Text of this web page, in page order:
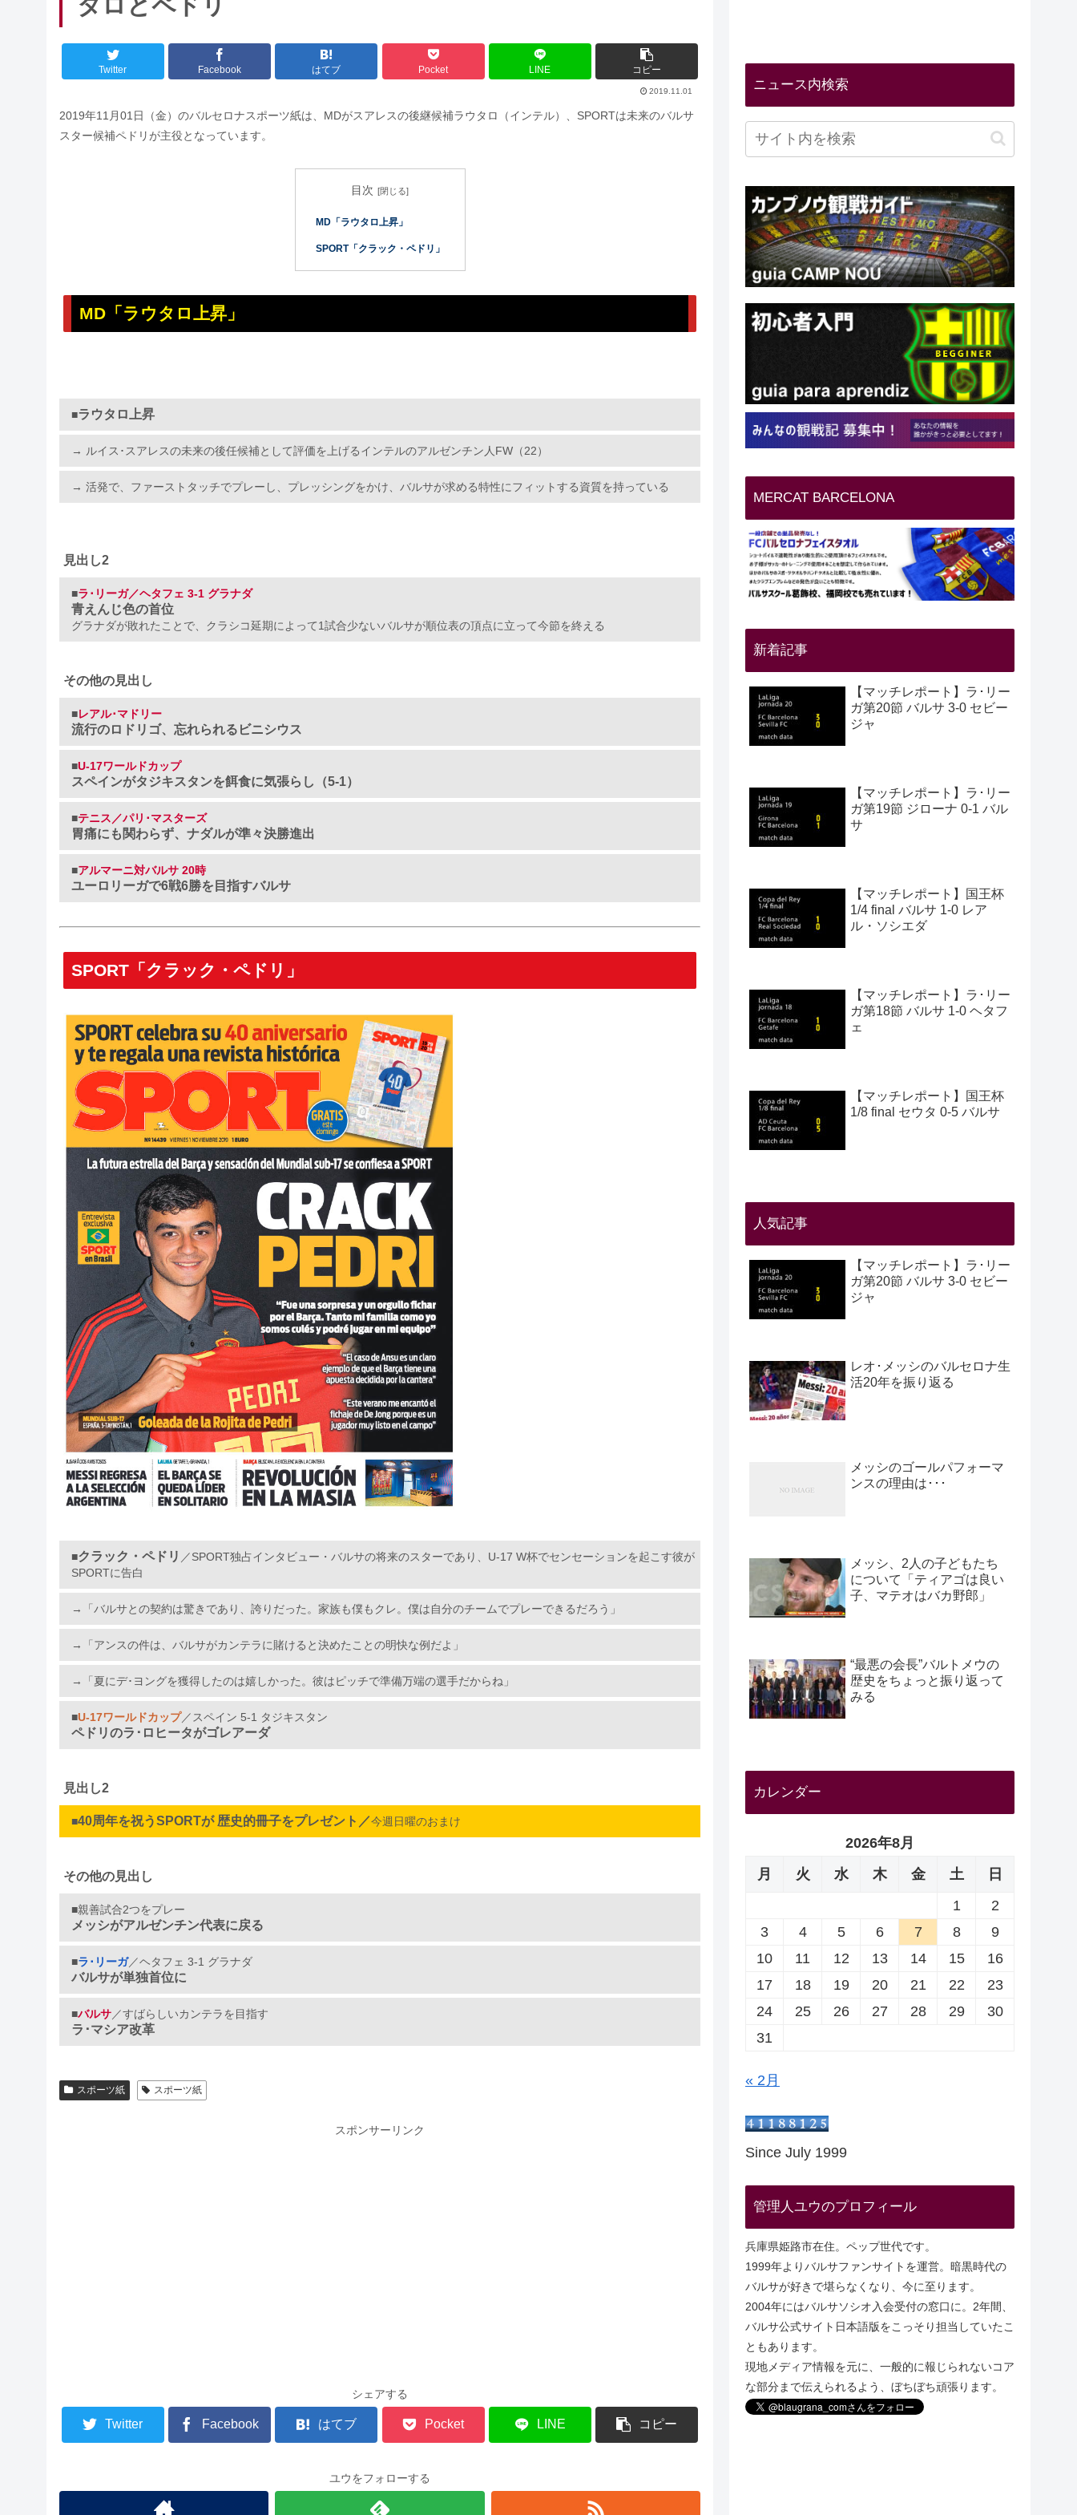
Twitter Facebook はてブ Pocket LINE コピー
2019.11.01
2019年11月01日（金）のバルセロナスポーツ紙は、MDがスアレスの後継候補ラウタロ（インテル）、SPORTは未来のバルサ
スター候補ペドリが主役となっています。
目次
MD「ラウタロ上昇」
SPORT「クラック・ペドリ」
MD「ラウタロ上昇」
■ラウタロ上昇
→ ルイス･スアレスの未来の後任候補として評価を上げるインテルのアルゼンチン人FW（22）
→ 活発で、ファーストタッチでプレーし、プレッシングをかけ、バルサが求める特性にフィットする資質を持っている
見出し2
■ラ･リーガ／ヘタフェ 3-1 グラナダ
青えんじ色の首位
グラナダが敗れたことで、クラシコ延期によって1試合少ないバルサが順位表の頂点に立って今節を終える
その他の見出し
■レアル･マドリー
流行のロドリゴ、忘れられるビニシウス
■U-17ワールドカップ
スペインがタジキスタンを餌食に気張らし（5-1）
■テニス／パリ･マスターズ
胃痛にも関わらず、ナダルが準々決勝進出
■アルマーニ対バルサ 20時
ユーロリーガで6戦6勝を目指すバルサ
SPORT「クラック・ペドリ」
■クラック・ペドリ ／SPORT独占インタビュー・バルサの将来のスターであり、U-17 W杯でセンセーションを起こす彼が
SPORTに告白
→「バルサとの契約は驚きであり、誇りだった。家族も僕もクレ。僕は自分のチームでプレーできるだろう」
→「アンスの件は、バルサがカンテラに賭けると決めたことの明快な例だよ」
→「夏にデ･ヨングを獲得したのは嬉しかった。彼はピッチで準備万端の選手だからね」
■U-17ワールドカップ／スペイン 5-1 タジキスタン
ペドリのラ･ロヒータがゴレアーダ
見出し2
■40周年を祝うSPORTが 歴史的冊子をプレゼント／今週日曜のおまけ
その他の見出し
■親善試合2つをプレー
メッシがアルゼンチン代表に戻る
■ラ･リーガ／ヘタフェ 3-1 グラナダ
バルサが単独首位に
■バルサ／すばらしいカンテラを目指す
ラ･マシア改革
スポーツ紙 スポーツ紙
スポンサーリンク
シェアする
Twitter Facebook はてブ Pocket LINE コピー
ユウをフォローする
ニュース内検索
MERCAT BARCELONA
新着記事
【マッチレポート】ラ･リー
ガ第20節 バルサ 3-0 セビー
ジャ
【マッチレポート】ラ･リー
ガ第19節 ジローナ 0-1 バル
サ
【マッチレポート】国王杯
1/4 final バルサ 1-0 レア
ル・ソシエダ
【マッチレポート】ラ･リー
ガ第18節 バルサ 1-0 ヘタフ
ェ
【マッチレポート】国王杯
1/8 final セウタ 0-5 バルサ
人気記事
【マッチレポート】ラ･リー
ガ第20節 バルサ 3-0 セビー
ジャ
レオ･メッシのバルセロナ生
活20年を振り返る
メッシのゴールパフォーマ
ンスの理由は･･･
メッシ、2人の子どもたち
について「ティアゴは良い
子、マテオはバカ野郎」
“最悪の会長”バルトメウの
歴史をちょっと振り返って
みる
カレンダー
2026年8月
月
火 水 木 金 土
日
1
2
3
4 5 6 7 8
9
10
11 12 13 14 15
16
17
18 19 20 21 22
23
24
25 26 27 28 29
30
31
« 2月
Since July 1999
管理人ユウのプロフィール
兵庫県姫路市在住。ペップ世代です。
1999年よりバルサファンサイトを運営。暗黒時代の
バルサが好きで堪らなくなり、今に至ります。
2004年にはバルサソシオ入会受付の窓口に。2年間、
バルサ公式サイト日本語版をこっそり担当していたこ
ともあります。
現地メディア情報を元に、一般的に報じられないコア
な部分まで伝えられるよう、ぼちぼち頑張ります。